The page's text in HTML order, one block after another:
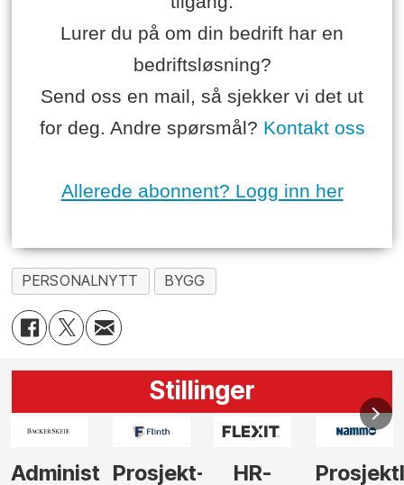
Lurer du på om din bedrift har en
bedriftsløsning?
Send oss en mail, så sjekker vi det ut
for deg. Andre spørsmål? Kontakt oss
Allerede abonnent? Logg inn her
PERSONALNYTT BYGG
Stillinger
HR-
ProsjektlederVi
Anlegg